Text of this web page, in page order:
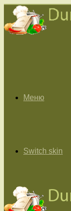
Меню
Switch skin